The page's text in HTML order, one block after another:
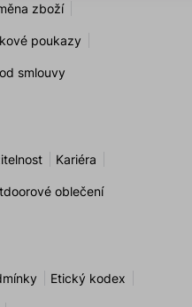
zboží
poukazy
smlouvy
Kariéra
oblečení
Etický kodex